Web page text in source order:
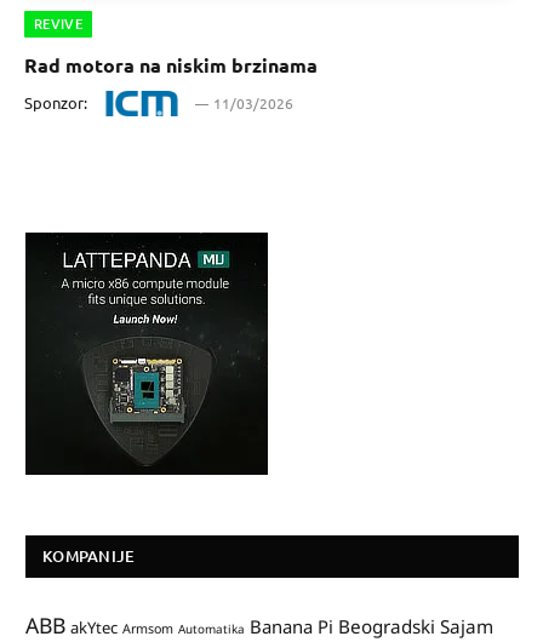
REVIVE
Rad motora na niskim brzinama
Sponzor: 11/03/2026
KOMPANIJE
ABB akYtec Armsom Automatika Banana Pi Beogradski Sajam